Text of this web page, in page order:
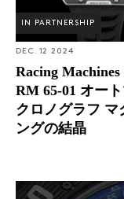
IN PARTNERSHIP
DEC. 12 2024
Racing
RM 65-01 オー
クロノグラフ マ
ングの結晶
Introducing: リシ